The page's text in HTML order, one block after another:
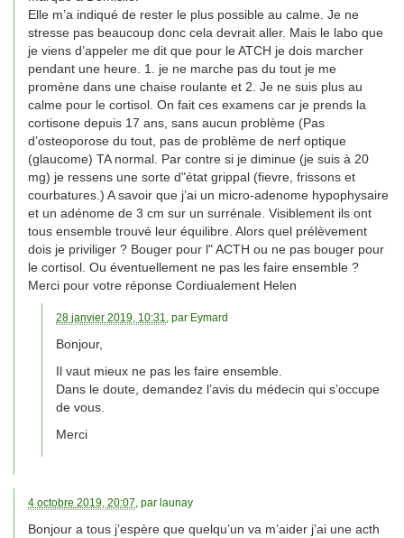
Elle m’a indiqué de rester le plus possible au calme. Je ne
stresse pas beaucoup donc cela devrait aller. Mais le labo que
je viens d’appeler me dit que pour le ATCH je dois marcher
pendant une heure. 1. je ne marche pas du tout je me
promène dans une chaise roulante et 2. Je ne suis plus au
calme pour le cortisol. On fait ces examens car je prends la
cortisone depuis 17 ans, sans aucun problème (Pas
d’osteoporose du tout, pas de problème de nerf optique
(glaucome) TA normal. Par contre si je diminue (je suis à 20
mg) je ressens une sorte d"état grippal (fievre, frissons et
courbatures.) A savoir que j’ai un micro-adenome hypophysaire
et un adénome de 3 cm sur un surrénale. Visiblement ils ont
tous ensemble trouvé leur équilibre. Alors quel prélèvement
dois je priviliger ? Bouger pour l" ACTH ou ne pas bouger pour
le cortisol. Ou éventuellement ne pas les faire ensemble ?
Merci pour votre réponse Cordiualement Helen
28 janvier 2019, 10:31 , par Eymard
Bonjour,
Il vaut mieux ne pas les faire ensemble.
Dans le doute, demandez l’avis du médecin qui s’occupe
de vous.
Merci
4 octobre 2019, 20:07 , par launay
Bonjour a tous j’espère que quelqu’un va m’aider j’ai une acth